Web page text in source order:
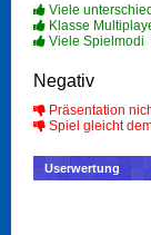
Viele
Klasse
Viele Spielmodi
Negativ
Präsentation
Spiel gleicht
Userwertung